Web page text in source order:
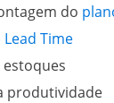
do
Lead Time
estoques
produtividade